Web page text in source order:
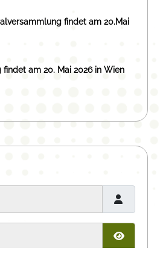
findet am 20.Mai
findet am 20. Mai 2026 in Wien